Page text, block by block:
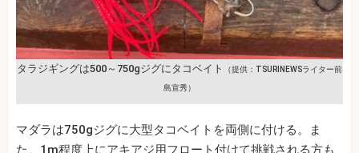
タラジギングは500～750gジグにタコベイト （提供：TSURINEWSライター前
島宣秀）
マダラは750gジグに大型タコベイトを両側に付ける。ま
た、1m程度上にアキアジ用フロート付けて挑戦される方も